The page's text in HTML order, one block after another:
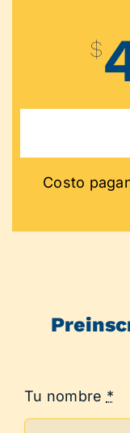
$
Costo
Tu nombre *